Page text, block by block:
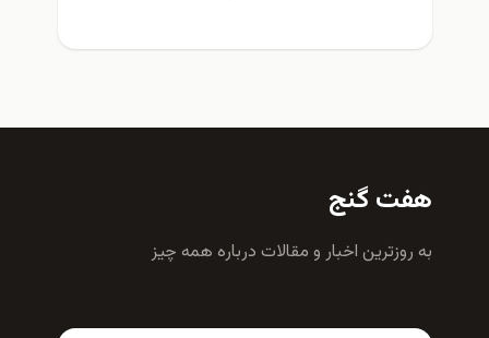
هفت گنج
به روزترين اخبار و مقالات درباره همه چيز